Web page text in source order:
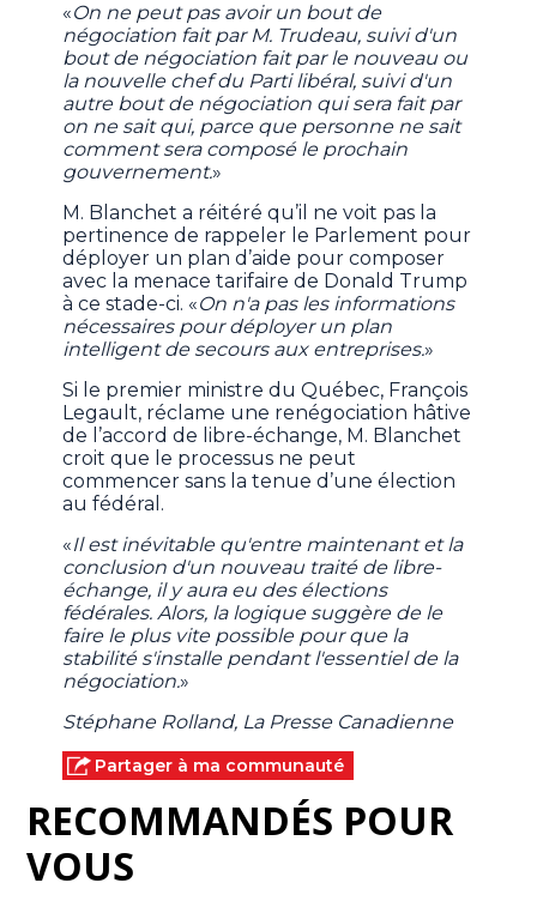
«On ne peut pas avoir un bout de
négociation fait par M. Trudeau, suivi d'un
bout de négociation fait par le nouveau ou
la nouvelle chef du Parti libéral, suivi d'un
autre bout de négociation qui sera fait par
on ne sait qui, parce que personne ne sait
comment sera composé le prochain
gouvernement.»
M. Blanchet a réitéré qu’il ne voit pas la
pertinence de rappeler le Parlement pour
déployer un plan d’aide pour composer
avec la menace tarifaire de Donald Trump
à ce stade-ci. «On n'a pas les informations
nécessaires pour déployer un plan
intelligent de secours aux entreprises.»
Si le premier ministre du Québec, François
Legault, réclame une renégociation hâtive
de l’accord de libre-échange, M. Blanchet
croit que le processus ne peut
commencer sans la tenue d’une élection
au fédéral.
«Il est inévitable qu'entre maintenant et la
conclusion d'un nouveau traité de libre-
échange, il y aura eu des élections
fédérales. Alors, la logique suggère de le
faire le plus vite possible pour que la
stabilité s'installe pendant l'essentiel de la
négociation.»
Stéphane Rolland, La Presse Canadienne
Partager à ma communauté
RECOMMANDÉS POUR
VOUS